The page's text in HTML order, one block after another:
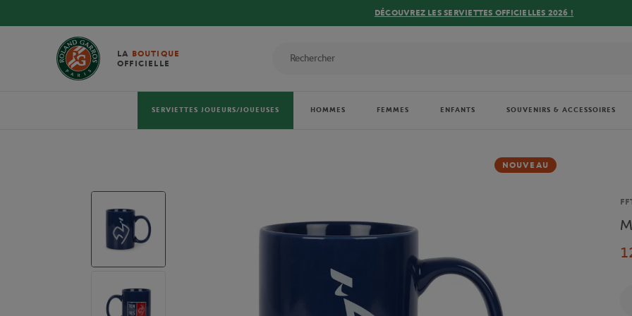
DÉCOUVREZ LES SERVIETTES OFFICIELLES 2026 !
LA BOUTIQUE
OFFICIELLE
SERVIETTES JOUEURS/JOUEUSES HOMMES FEMMES ENFANTS SOUVENIRS & ACCESSOIRES
NOUVEAU